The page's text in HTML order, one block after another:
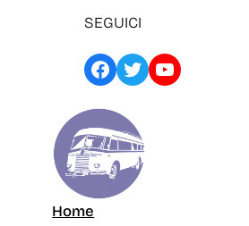
SEGUICI
Facebook Twitter YouTube
Home